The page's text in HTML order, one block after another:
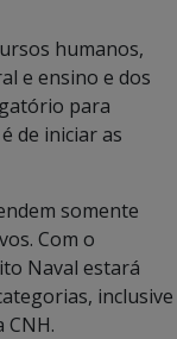
humanos,
e ensino e dos
para
de iniciar as
somente
Com o
Naval estará
inclusive
CNH.